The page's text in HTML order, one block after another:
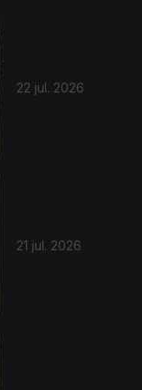
22 jul. 2026
21 jul. 2026